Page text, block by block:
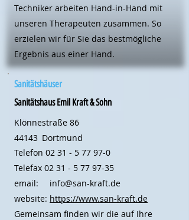
Techniker arbeiten Hand-in-Hand mit
unseren Therapeuten zusammen. So
erzielen wir für Sie das bestmögliche
Ergebnis aus einer Hand.
Sanitätshäuser
Sanitätshaus Emil Kraft & Sohn
Klönnestraße 86
44143 Dortmund
Telefon 02 31 - 5 77 97-0
Telefax 02 31 - 5 77 97-35
email:
website:
info@san-kraft.de
https://www.san-kraft.de
Gemeinsam finden wir die auf Ihre